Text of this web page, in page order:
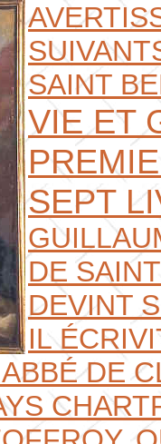
SAINT
VIE ET
SEPT
DE
DEVINT
IL
DE